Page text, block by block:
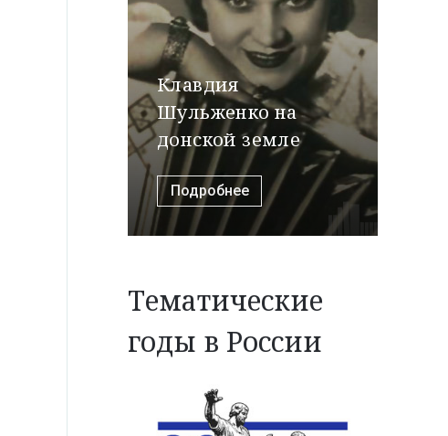
Клавдия
Шульженко на
донской земле
Подробнее
Тематические
годы в России